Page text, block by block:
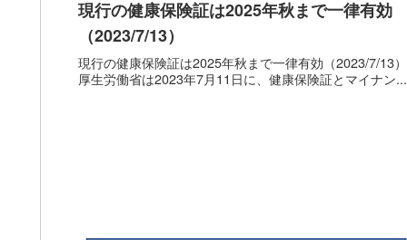
現行の健康保険証は2025年秋まで一律有効
（2023/7/13）
現行の健康保険証は2025年秋まで一律有効（2023/7/13）
厚生労働省は2023年7月11日に、健康保険証とマイナン...